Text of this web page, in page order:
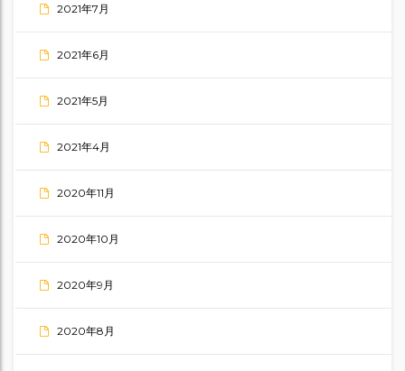
2021年7月
2021年6月
2021年5月
2021年4月
2020年11月
2020年10月
2020年9月
2020年8月